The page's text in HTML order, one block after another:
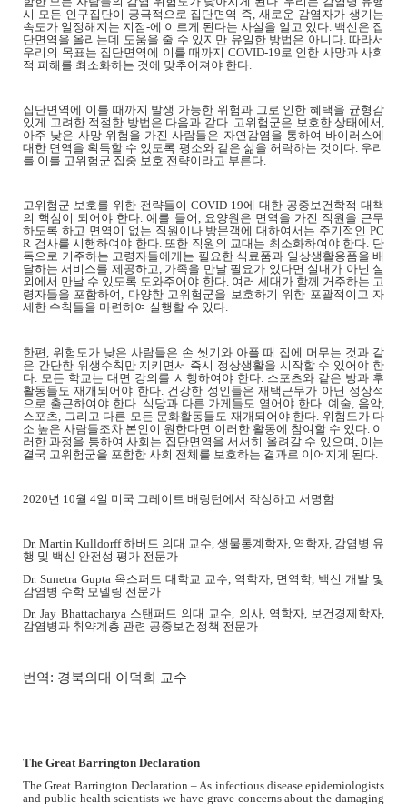
시 모든 인구집단이 궁극적으로 집단면역-즉 ,새로운 감염자가 생기는
속도가 일정해지는 지점-에 이르게 된다는 사실을 알고 있다 백신은 집
단면역을 올리는데 도움을 줄 수 있지만 유일한 방법은 아니다.따라서
우리의 목표는 집단면역에 이를 때까지 COVID-19 로 인한 사망과 사회
적 피해를 최소화하는 것에 맞추어져야 한다
집단면역에 이를 때까지 발생 가능한 위험과 그로 인한 혜택을 균형감
있게 고려한 적절한 방법은 다음과 같다. 고위험군은 보호한 상태에서
아주 낮은 사망 위험을 가진 사람들은 자연감염을 통하여 바이러스에
대한 면역을 획득할 수 있도록 평소와 같은 삶을 허락하는 것이다. 우리
를 이를 고위험군 집중 보호 전략이라고 부른다
고위험군 보호를 위한 전략들이 COVID-19에 대한 공중보건학적 대책
의 핵심이 되어야 한다.예를 들어, 요양원은 면역을 가진 직원을 근무
하도록 하고 면역이 없는 직원이나 방문객에 대하여서는 주기적인 PC
R 검사를 시행하여야 한다. 또한 직원의 교대는 최소화하여야 한다. 단
독으로 거주하는 고령자들에게는 필요한 식료품과 일상생활용품을 배
달하는 서비스를 제공하고, 가족을 만날 필요가 있다면 실내가 아닌 실
외에서 만날 수 있도록 도와주어야 한다. 여러 세대가 함께 거주하는 고
령자들을 포함하여, 다양한 고위험군을 보호하기 위한 포괄적이고 자
세한 수칙들을 마련하여 실행할 수 있다.
한편
위험도가 낮은 사람들은 손 씻기와 아플 때 집에 머무는 것과 같
은 간단한 위생수칙만 지키면서 즉시 정상생활을 시작할 수 있어야 한
다 모든 학교는 대면 강의를 시행하여야 한다. 스포츠와 같은 방과 후
활동들도 재개되어야 한다. 건강한 성인들은 재택근무가 아닌 정상적
으로 출근하여야 한다. 식당과 다른 가게들도 열어야 한다 .예술 음악
스포츠
그리고 다른 모든 문화활동들도 재개되어야 한다 위험도가 다
소 높은 사람들조차 본인이 원한다면 이러한 활동에 참여할 수 있다. 이
러한 과정을 통하여 사회는 집단면역을 서서히 올려갈 수 있으며 이는
결국 고위험군을 포함한 사회 전체를 보호하는 결과로 이어지게 된다
2020년 10월 4일 미국 그레이트 배링턴에서 작성하고 서명함
Dr. Martin Kulldorff하버드 의대 교수, 생물통계학자, 역학자, 감염병 유
행 및 백신 안전성 평가 전문가
Dr. Sunetra Gupta 옥스퍼드 대학교 교수 역학자 면역학 백신 개발 및
감염병 수학 모델링 전문가
Dr. Jay Bhattacharya 스탠퍼드 의대 교수, 의사, 역학자, 보건경제학자,
감염병과 취약계층 관련 공중보건정책 전문가
번역: 경북의대 이덕희 교수
The Great Barrington Declaration
The Great Barrington Declaration – As infectious disease epidemiologists
and public health scientists we have grave concerns about the damaging